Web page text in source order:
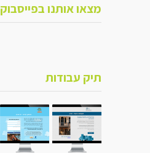
מצאו אותנו בפייסבוק
תיק עבודות